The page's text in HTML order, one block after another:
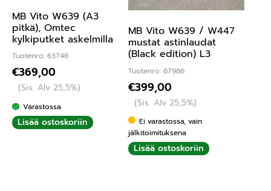
MB Vito W639 (A3
pitkä), Omtec
kylkiputket askelmilla
Tuotenro: 63746
€369,00
(Sis. Alv 25,5%)
Varastossa
Lisää ostoskoriin
MB Vito W639 / W447
mustat astinlaudat
(Black edition) L3
Tuotenro: 67986
€399,00
(Sis. Alv 25,5%)
Ei varastossa, vain
jälkitoimituksena
Lisää ostoskoriin